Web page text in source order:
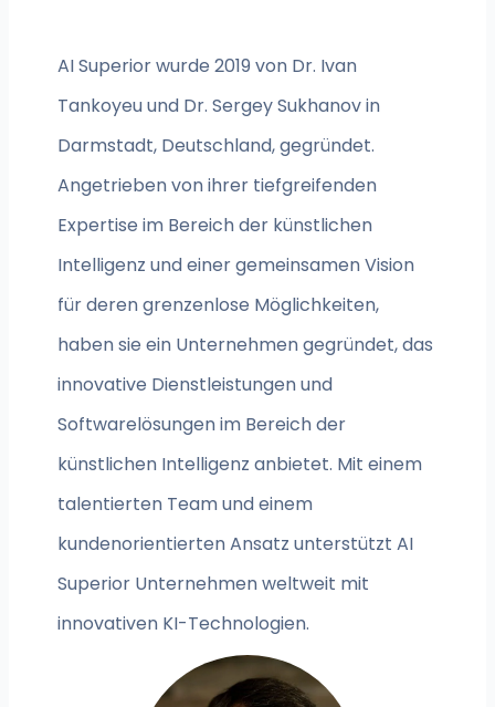
AI Superior wurde 2019 von Dr. Ivan
Tankoyeu und Dr. Sergey Sukhanov in
Darmstadt, Deutschland, gegründet.
Angetrieben von ihrer tiefgreifenden
Expertise im Bereich der künstlichen
Intelligenz und einer gemeinsamen Vision
für deren grenzenlose Möglichkeiten,
haben sie ein Unternehmen gegründet, das
innovative Dienstleistungen und
Softwarelösungen im Bereich der
künstlichen Intelligenz anbietet. Mit einem
talentierten Team und einem
kundenorientierten Ansatz unterstützt AI
Superior Unternehmen weltweit mit
innovativen KI-Technologien.